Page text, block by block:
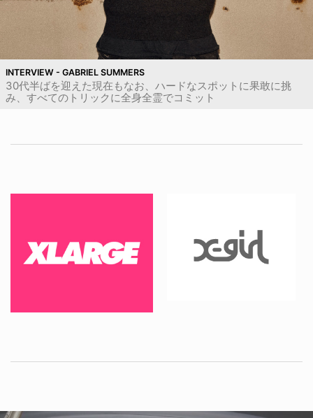
INTERVIEW - GABRIEL SUMMERS
30代半ばを迎えた現在もなお、ハードなスポットに果敢に挑
み、すべてのトリックに全身全霊でコミット